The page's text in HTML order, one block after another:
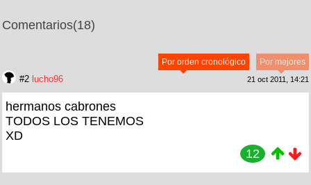
Comentarios(18)
Por mejores
Por orden cronológico
#2 lucho96 21 oct 2011, 14:21
hermanos cabrones
TODOS LOS TENEMOS
XD
12